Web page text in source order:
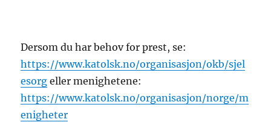
Dersom du har behov for prest, se:
https://www.katolsk.no/organisasjon/okb/sjel
esorg eller menighetene:
https://www.katolsk.no/organisasjon/norge/m
enigheter